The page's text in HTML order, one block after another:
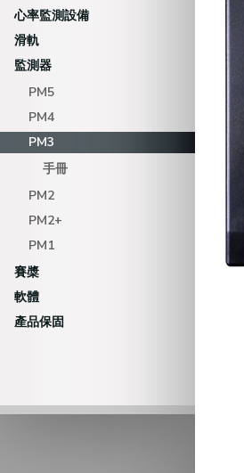
心率監測設備
滑軌
監測器
PM5
PM4
PM3
手冊
PM2
PM2+
PM1
賽槳
軟體
產品保固